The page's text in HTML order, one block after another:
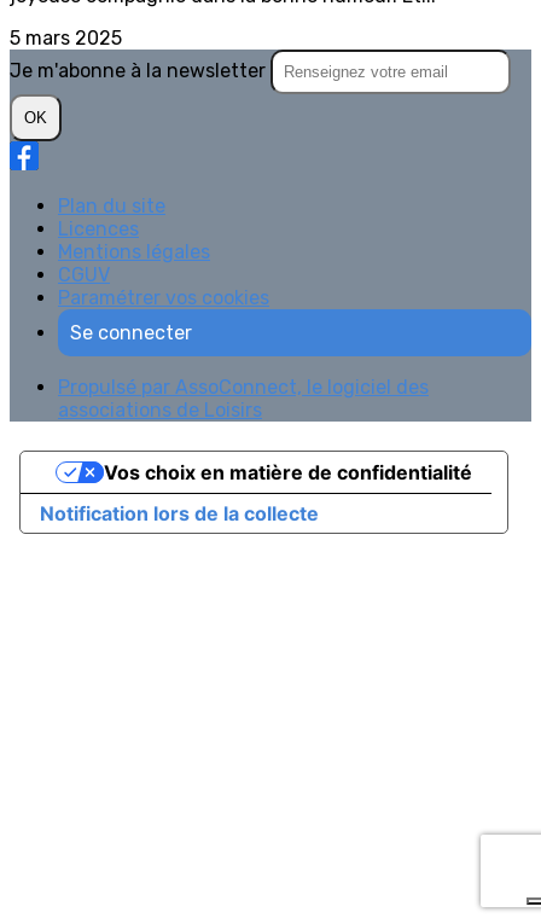
5 mars 2025
Je m'abonne à la newsletter
OK
Plan du site
Licences
Mentions légales
CGUV
Paramétrer vos cookies
Se connecter
Propulsé par AssoConnect, le logiciel des
associations de Loisirs
Notification lors de la collecte
Vos choix en matière de confidentialité